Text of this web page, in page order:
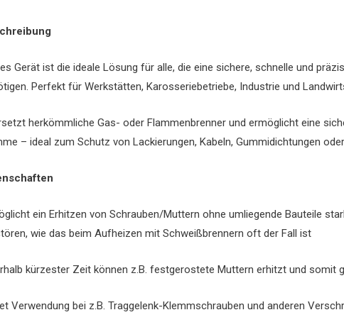
Gerät ist die ideale Lösung für alle, die eine sichere, schnelle und
Perfekt für Werkstätten, Karosseriebetriebe, Industrie und
herkömmliche Gas- oder Flammenbrenner und ermöglicht eine
– ideal zum Schutz von Lackierungen, Kabeln, Gummidichtungen
ein Erhitzen von Schrauben/Muttern ohne umliegende Bauteile
wie das beim Aufheizen mit Schweißbrennern oft der Fall ist
kürzester Zeit können z.B. festgerostete Muttern erhitzt und somit
Verwendung bei z.B. Traggelenk-Klemmschrauben und anderen